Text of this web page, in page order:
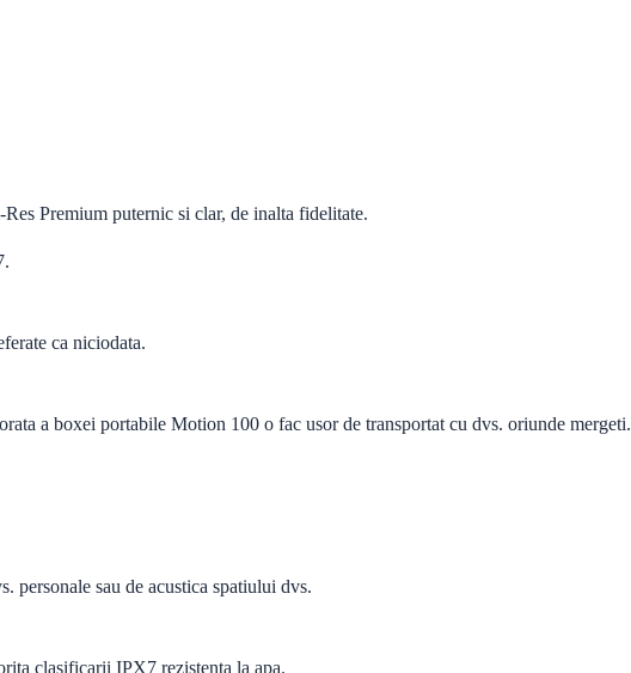
Premium puternic si clar, de inalta fidelitate.
ca niciodata.
a boxei portabile Motion 100 o fac usor de transportat cu dvs. oriunde mergeti.
personale sau de acustica spatiului dvs.
clasificarii IPX7 rezistenta la apa.